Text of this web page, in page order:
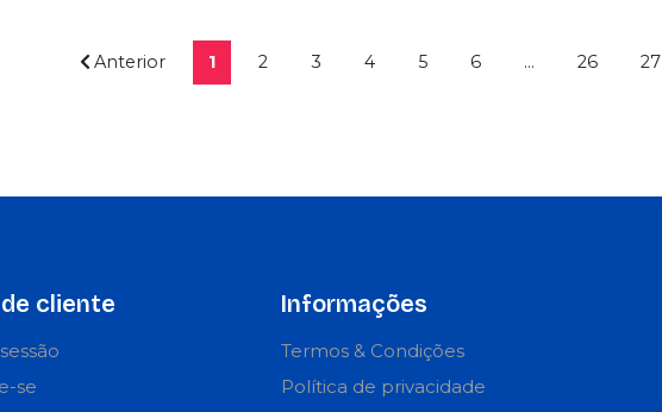
Anterior 1 2 3 4 5 6 ... 26 27
cliente
se
Informações
Termos & Condições
Política de privacidade